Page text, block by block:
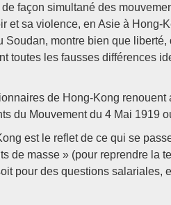
façon simultané des
et sa violence, en Asie à Hong-
Soudan, montre bien que
toutes les fausses différences
de Hong-Kong
du Mouvement du 4 Mai 1919
est le reflet de ce qui se
de masse » (pour reprendre la
pour des questions salariales,